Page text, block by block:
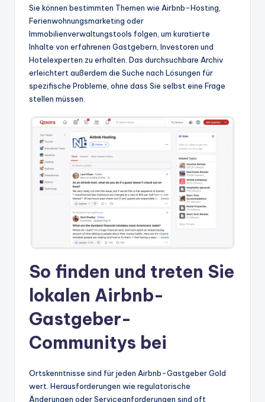
Sie können bestimmten Themen wie Airbnb-Hosting,
Ferienwohnungsmarketing oder
Immobilienverwaltungstools folgen, um kuratierte
Inhalte von erfahrenen Gastgebern, Investoren und
Hotelexperten zu erhalten. Das durchsuchbare Archiv
erleichtert außerdem die Suche nach Lösungen für
spezifische Probleme, ohne dass Sie selbst eine Frage
stellen müssen.
So finden und treten Sie
lokalen Airbnb-
Gastgeber-
Communitys bei
Ortskenntnisse sind für jeden Airbnb-Gastgeber Gold
wert. Herausforderungen wie regulatorische
Änderungen oder Serviceanforderungen sind oft